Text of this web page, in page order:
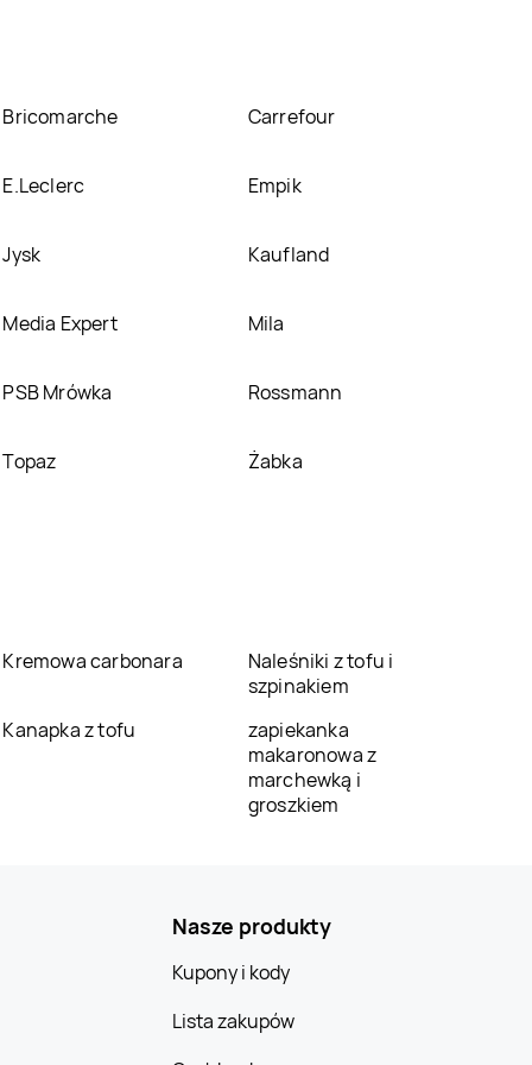
Bricomarche Carrefour
E.Leclerc Empik
Jysk Kaufland
Media Expert Mila
PSB Mrówka Rossmann
Topaz Żabka
Kremowa carbonara
Naleśniki z tofu i
szpinakiem
Kanapka z tofu
zapiekanka
makaronowa z
marchewką i
groszkiem
Nasze produkty
Kupony i kody
Lista zakupów